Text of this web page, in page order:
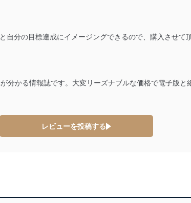
努めます。
器及び当該機器を取り扱う従業者を明確化し、 個人デー
御機能（ユーザーアカウント制御）により、個人情報
証しています。
ーティングシステムを最新の状態に保持しています。
リティ対策ソフトウェア等を導入し、自動更新 機能等
ファイルを送信する場合に、当該ファイルへのパスワー
的改善
分の目標達成にイメージングできるので、購入させて
分かる情報誌です。大変リーズナブルな価格で電子版
レビューを投稿する